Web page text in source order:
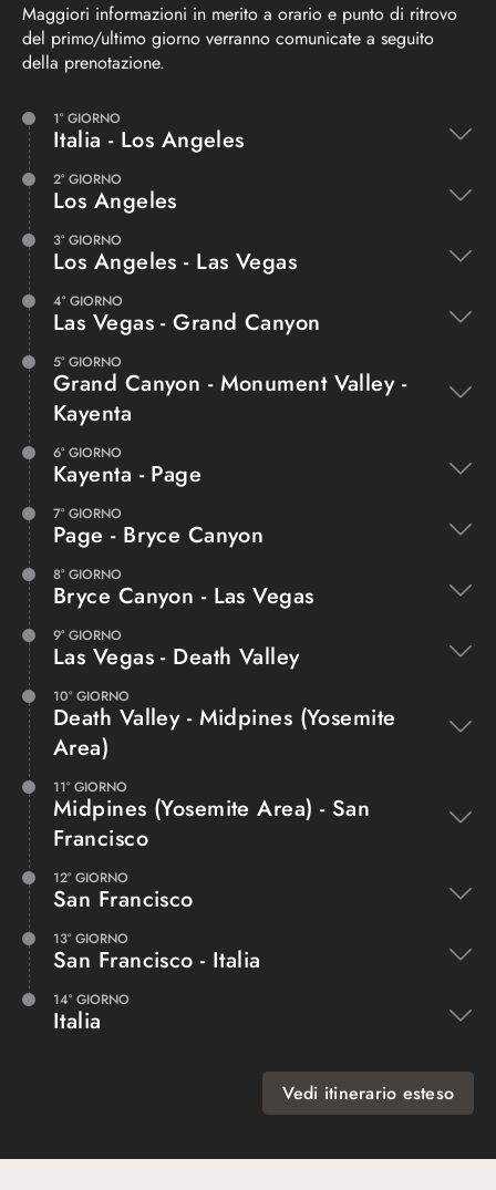
PROMOZIONI
VANTAGGI PER GLI
SPOSI:
ESPANDI
ESPERIENZE
Maggiori informazioni in merito a orario e punto di ritrovo
del primo/ultimo giorno verranno comunicate a seguito
della prenotazione.
1° GIORNO
Italia - Los Angeles
2° GIORNO
Los Angeles
3° GIORNO
Los Angeles - Las Vegas
4° GIORNO
Las Vegas - Grand Canyon
5° GIORNO
Grand Canyon - Monument Valley -
Kayenta
6° GIORNO
Kayenta - Page
7° GIORNO
Page - Bryce Canyon
8° GIORNO
Bryce Canyon - Las Vegas
9° GIORNO
Las Vegas - Death Valley
10° GIORNO
Death Valley - Midpines (Yosemite
Area)
11° GIORNO
Midpines (Yosemite Area) - San
Francisco
12° GIORNO
San Francisco
13° GIORNO
San Francisco - Italia
14° GIORNO
Italia
Vedi itinerario esteso